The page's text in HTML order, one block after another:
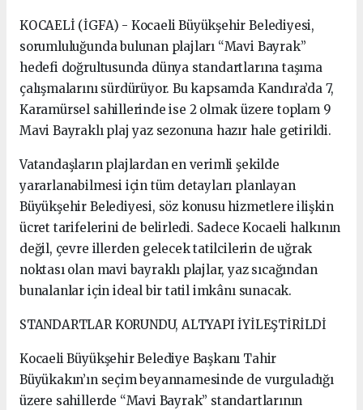
KOCAELİ (İGFA) - Kocaeli Büyükşehir Belediyesi,
sorumluluğunda bulunan plajları “Mavi Bayrak”
hedefi doğrultusunda dünya standartlarına taşıma
çalışmalarını sürdürüyor. Bu kapsamda Kandıra’da 7,
Karamürsel sahillerinde ise 2 olmak üzere toplam 9
Mavi Bayraklı plaj yaz sezonuna hazır hale getirildi.
Vatandaşların plajlardan en verimli şekilde
yararlanabilmesi için tüm detayları planlayan
Büyükşehir Belediyesi, söz konusu hizmetlere ilişkin
ücret tarifelerini de belirledi. Sadece Kocaeli halkının
değil, çevre illerden gelecek tatilcilerin de uğrak
noktası olan mavi bayraklı plajlar, yaz sıcağından
bunalanlar için ideal bir tatil imkânı sunacak.
STANDARTLAR KORUNDU, ALTYAPI İYİLEŞTİRİLDİ
Kocaeli Büyükşehir Belediye Başkanı Tahir
Büyükakın’ın seçim beyannamesinde de vurguladığı
üzere sahillerde “Mavi Bayrak” standartlarının